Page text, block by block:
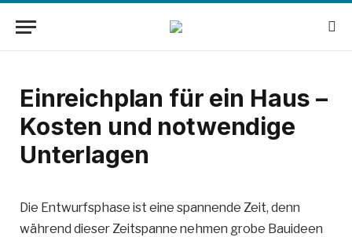
Einreichplan für ein Haus –
Kosten und notwendige
Unterlagen
Die Entwurfsphase ist eine spannende Zeit, denn
während dieser Zeitspanne nehmen grobe Bauideen